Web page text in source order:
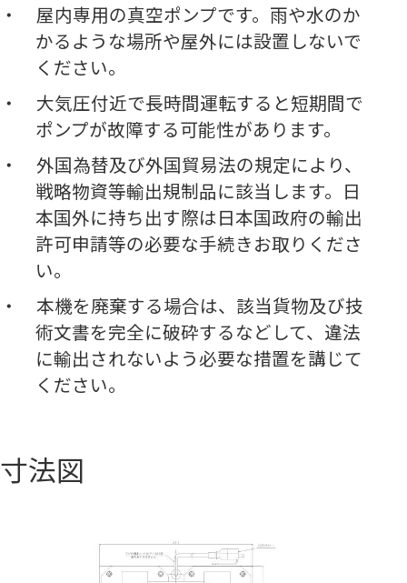
屋内専用の真空ポンプです。雨や水のか
かるような場所や屋外には設置しないで
ください。
大気圧付近で長時間運転すると短期間で
ポンプが故障する可能性があります。
外国為替及び外国貿易法の規定により、
戦略物資等輸出規制品に該当します。日
本国外に持ち出す際は日本国政府の輸出
許可申請等の必要な手続きお取りくださ
い。
本機を廃棄する場合は、該当貨物及び技
術文書を完全に破砕するなどして、違法
に輸出されないよう必要な措置を講じて
ください。
寸法図